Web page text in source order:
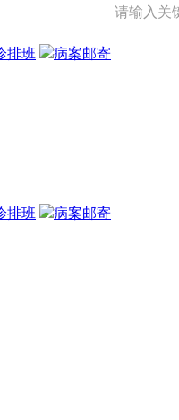
排班 病案邮寄
排班 病案邮寄